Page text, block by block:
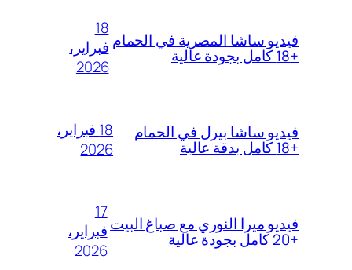
فيديو ساشا المصرية في الحمام
+18 كامل بجودة عالية
18
فبراير،
2026
فيديو ساشا بيرل في الحمام
+18 كامل بدقة عالية
18 فبراير،
2026
فيديو ميرا النوري مع صباغ البيت
+20 كامل بجودة عالية
17
فبراير،
2026